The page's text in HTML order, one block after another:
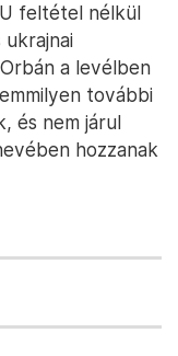
feltétel nélkül
a levélben
további
és nem járul
hozzanak